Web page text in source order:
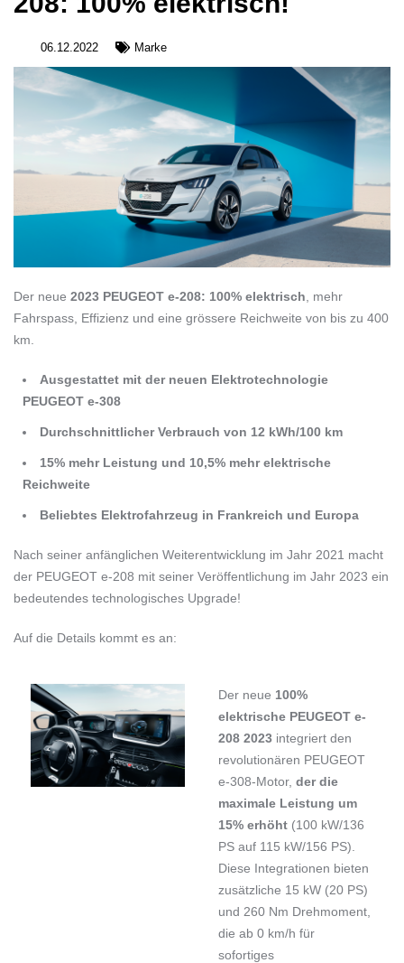
06.12.2022 Marke
Der neue 2023 PEUGEOT e-208: 100% elektrisch , mehr
Fahrspass, Effizienz und eine grössere Reichweite von bis zu 400
km.
Ausgestattet mit der neuen Elektrotechnologie
PEUGEOT e-308
Durchschnittlicher Verbrauch von 12 kWh/100 km
15% mehr Leistung und 10,5% mehr elektrische
Reichweite
Beliebtes Elektrofahrzeug in Frankreich und Europa
Nach seiner anfänglichen Weiterentwicklung im Jahr 2021 macht
der PEUGEOT e-208 mit seiner Veröffentlichung im Jahr 2023 ein
bedeutendes technologisches Upgrade!
Auf die Details kommt es an:
Der neue 100%
elektrische PEUGEOT e-
208 2023 integriert den
revolutionären PEUGEOT
e-308-Motor, der die
maximale Leistung um
15% erhöht (100 kW/136
PS auf 115 kW/156 PS).
Diese Integrationen bieten
zusätzliche 15 kW (20 PS)
und 260 Nm Drehmoment,
die ab 0 km/h für
sofortiges